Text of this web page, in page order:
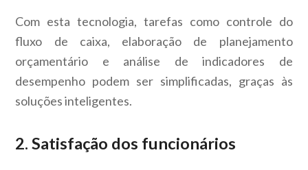
Com esta tecnologia, tarefas como controle do
fluxo de caixa, elaboração de planejamento
orçamentário e análise de indicadores de
desempenho podem ser simplificadas, graças às
soluções inteligentes.
2. Satisfação dos funcionários